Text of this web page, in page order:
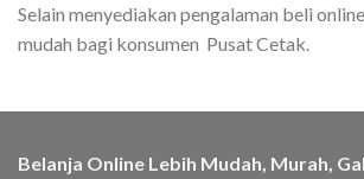
Selain menyediakan pengalaman beli
mudah bagi konsumen Pusat Cetak.
Belanja Online Lebih Mudah, Murah,